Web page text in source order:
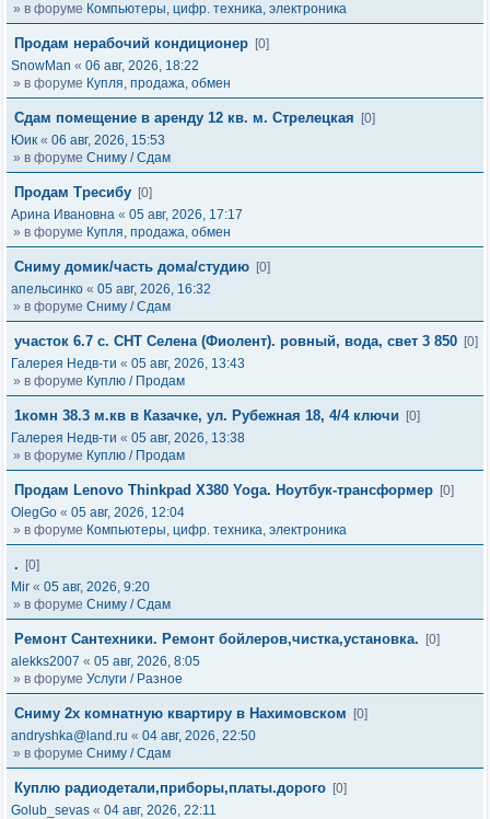
» в форуме Компьютеры, цифр. техника, электроника
Продам нерабочий кондиционер [0]
SnowMan « 06 авг, 2026, 18:22
» в форуме Купля, продажа, обмен
Сдам помещение в аренду 12 кв. м. Стрелецкая
[0]
Юик « 06 авг, 2026, 15:53
» в форуме Сниму / Сдам
Продам Тресибу [0]
Арина Ивановна « 05 авг, 2026, 17:17
» в форуме Купля, продажа, обмен
Сниму домик/часть дома/студию [0]
апельсинко « 05 авг, 2026, 16:32
» в форуме Сниму / Сдам
участок 6.7 с. СНТ Селена (Фиолент). ровный, вода, свет 3 850 [0]
Галерея Недв-ти « 05 авг, 2026, 13:43
» в форуме Куплю / Продам
1комн 38.3 м.кв в Казачке, ул. Рубежная 18, 4/4 ключи
[0]
Галерея Недв-ти « 05 авг, 2026, 13:38
» в форуме Куплю / Продам
Продам Lenovo Thinkpad X380 Yoga. Ноутбук-трансформер [0]
OlegGo « 05 авг, 2026, 12:04
» в форуме Компьютеры, цифр. техника, электроника
.
[0]
Mir « 05 авг, 2026, 9:20
» в форуме Сниму / Сдам
Ремонт Сантехники. Ремонт бойлеров,чистка,установка.
[0]
alekks2007 « 05 авг, 2026, 8:05
» в форуме Услуги / Разное
Сниму 2х комнатную квартиру в Нахимовском
[0]
andryshka@land.ru « 04 авг, 2026, 22:50
» в форуме Сниму / Сдам
Куплю радиодетали,приборы,платы.дорого [0]
Golub_sevas « 04 авг, 2026, 22:11